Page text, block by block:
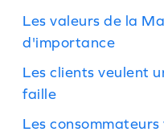
Les valeurs de la
d'importance
Les clients veulent
faille
Les